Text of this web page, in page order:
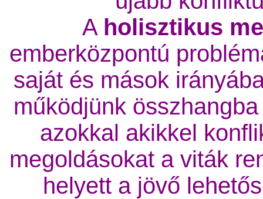
A holisztikus
emberközpontú
saját és mások
működjünk
azokkal akikkel
megoldásokat a viták
helyett a jövő